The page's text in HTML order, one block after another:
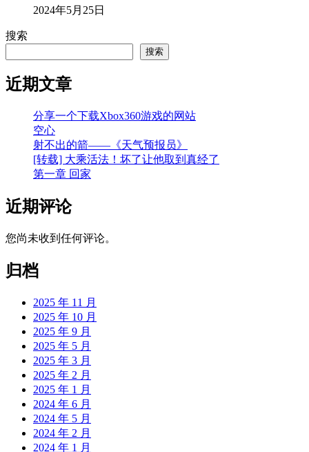
2024年5月25日
搜索
搜索
近期文章
分享一个下载Xbox360游戏的网站
空心
射不出的箭——《天气预报员》
[转载] 大乘活法！坏了让他取到真经了
第一章 回家
近期评论
您尚未收到任何评论。
归档
2025 年 11 月
2025 年 10 月
2025 年 9 月
2025 年 5 月
2025 年 3 月
2025 年 2 月
2025 年 1 月
2024 年 6 月
2024 年 5 月
2024 年 2 月
2024 年 1 月